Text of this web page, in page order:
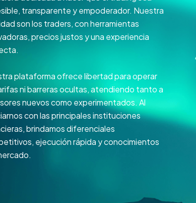
transparente y empoderador. Nuestra
son los traders, con herramientas
precios justos y una experiencia
plataforma ofrece libertad para operar
ni barreras ocultas, atendiendo tanto a
nuevos como experimentados. Al
con las principales instituciones
brindamos diferenciales
ejecución rápida y conocimientos